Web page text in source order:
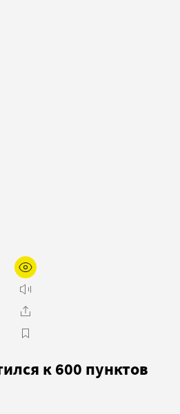
к 600 пунктов